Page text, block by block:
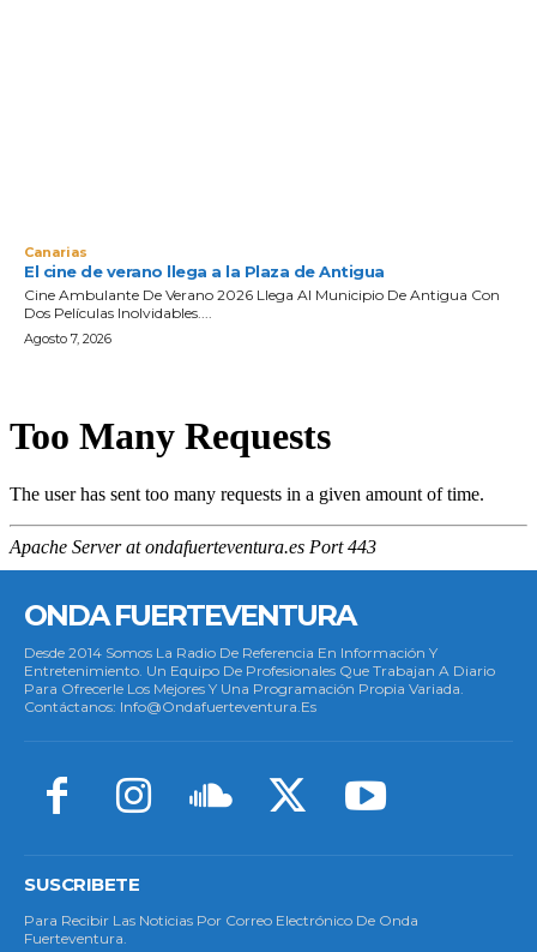
Canarias
El cine de verano llega a la Plaza de Antigua
Cine Ambulante De Verano 2026 Llega Al Municipio De Antigua Con
Dos Películas Inolvidables....
Agosto 7, 2026
ONDA FUERTEVENTURA
Desde 2014 Somos La Radio De Referencia En Información Y
Entretenimiento. Un Equipo De Profesionales Que Trabajan A Diario
Para Ofrecerle Los Mejores Y Una Programación Propia Variada.
Contáctanos: Info@ondafuerteventura.es
SUSCRIBETE
Para Recibir Las Noticias Por Correo Electrónico De Onda
Fuerteventura.